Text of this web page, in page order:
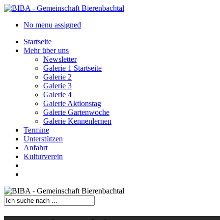
Skip
main
search
Menu
No menu assigned
Startseite
Mehr über uns
Newsletter
Galerie 1 Startseite
Galerie 2
Galerie 3
Galerie 4
Galerie Aktionstag
Galerie Gartenwoche
Galerie Kennenlernen
Termine
Unterstützen
Anfahrt
Kulturverein
Search